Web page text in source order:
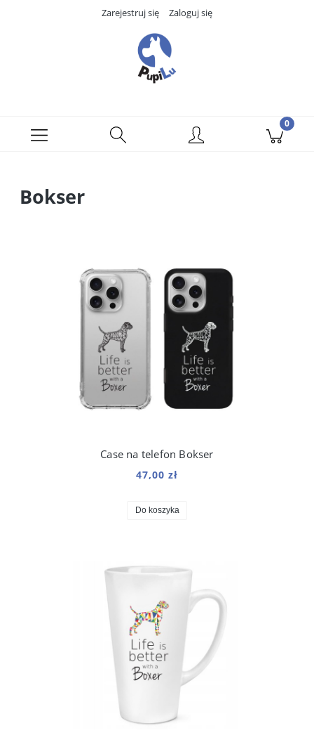
Zarejestruj się Zaloguj się
Bokser
Case na telefon Bokser
47,00 zł
Do koszyka